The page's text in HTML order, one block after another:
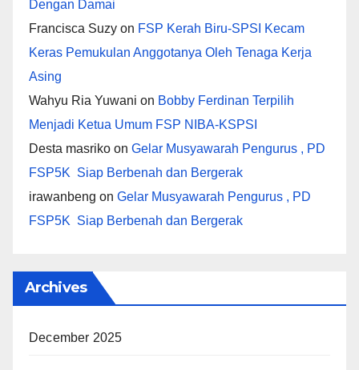
Dengan Damai
Francisca Suzy on FSP Kerah Biru-SPSI Kecam
Keras Pemukulan Anggotanya Oleh Tenaga Kerja
Asing
Wahyu Ria Yuwani on Bobby Ferdinan Terpilih
Menjadi Ketua Umum FSP NIBA-KSPSI
Desta masriko on Gelar Musyawarah Pengurus , PD
FSP5K Siap Berbenah dan Bergerak
irawanbeng on Gelar Musyawarah Pengurus , PD
FSP5K Siap Berbenah dan Bergerak
Archives
December 2025